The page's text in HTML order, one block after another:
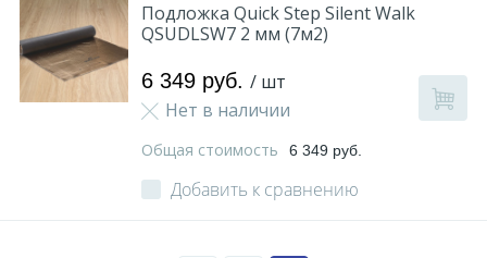
Подложка Quick Step Silent Walk
QSUDLSW7 2 мм (7м2)
6 349 руб. / шт
Нет в наличии
Общая стоимость 6 349 руб.
Добавить к сравнению